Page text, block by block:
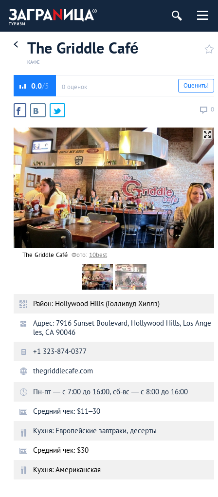
The Griddle Café
КАФЕ
0.0 0 оценок
0
Оценить!
The Griddle Café Фото: 10best
Район: Hollywood Hills (Голливуд-Хиллз)
Адрес: 7916 Sunset Boulevard, Hollywood Hills, Los Ange
les, CA 90046
+1 323-874-0377
thegriddlecafe.com
Пн-пт ― с 7:00 до 16:00, сб-вс ― с 8:00 до 16:00
Средний чек: $11–30
Кухня: Европейские завтраки, десерты
Средний чек: $30
Кухня: Американская